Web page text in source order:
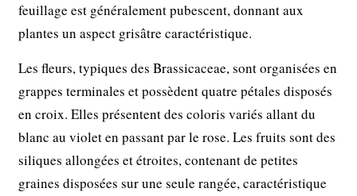
feuillage est généralement pubescent, donnant aux
plantes un aspect grisâtre caractéristique.
Les fleurs, typiques des Brassicaceae, sont organisées en
grappes terminales et possèdent quatre pétales disposés
en croix. Elles présentent des coloris variés allant du
blanc au violet en passant par le rose. Les fruits sont des
siliques allongées et étroites, contenant de petites
graines disposées sur une seule rangée, caractéristique